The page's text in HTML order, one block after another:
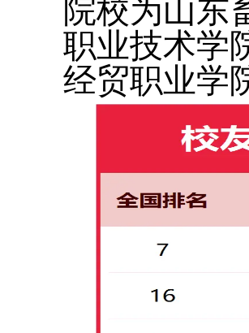
院校为山东
职业技术学
经贸职业学